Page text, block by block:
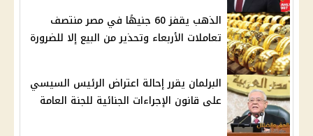
الذهب يقفز 60 جنيهًا في مصر منتصف
تعاملات الأربعاء وتحذير من البيع إلا للضرورة
البرلمان يقرر إحالة اعتراض الرئيس السيسي
على قانون الإجراءات الجنائية للجنة العامة